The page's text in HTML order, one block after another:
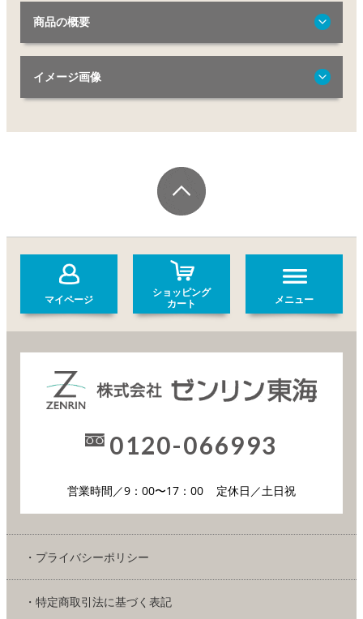
商品の概要
イメージ画像
マイページ
ショッピング
カート
メニュー
0120-066993
営業時間／9：00〜17：00 定休日／土日祝
・プライバシーポリシー
・特定商取引法に基づく表記